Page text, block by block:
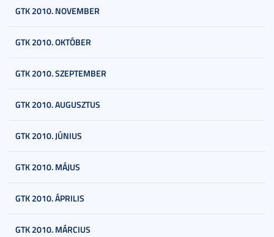
GTK 2010. NOVEMBER
GTK 2010. OKTÓBER
GTK 2010. SZEPTEMBER
GTK 2010. AUGUSZTUS
GTK 2010. JÚNIUS
GTK 2010. MÁJUS
GTK 2010. ÁPRILIS
GTK 2010. MÁRCIUS